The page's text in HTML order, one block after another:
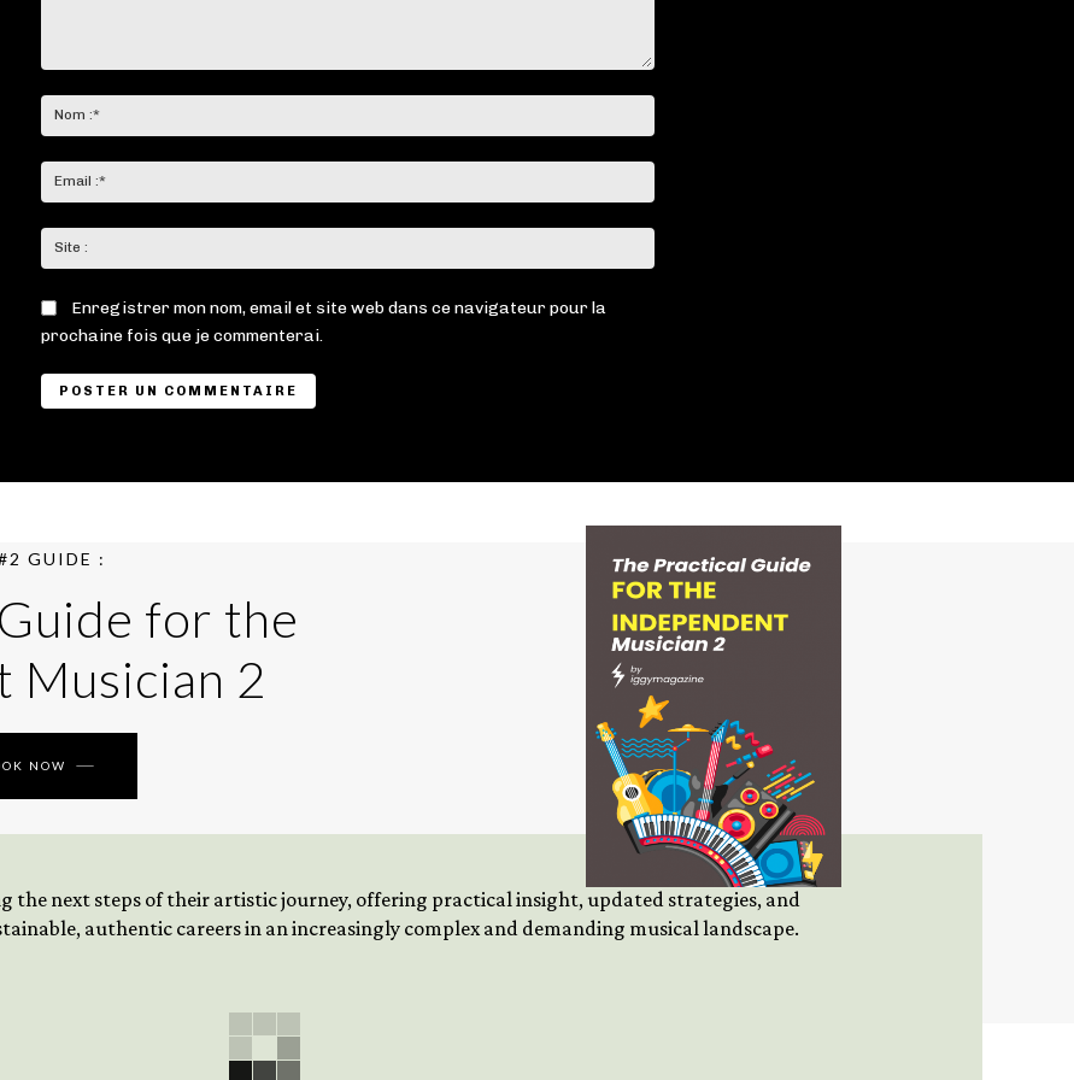
:*
:*
:
Enregistrer mon nom, email et site web dans ce navigateur pour la
prochaine fois que je commenterai.
GUIDE :
for the
Musician 2
NOW
the next steps of their artistic journey, offering practical insight, updated strategies, and
authentic careers in an increasingly complex and demanding musical landscape.